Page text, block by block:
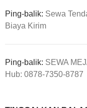
Ping-balik: Sewa
Biaya Kirim
Ping-balik: SEWA
Hub: 0878-7350-8787